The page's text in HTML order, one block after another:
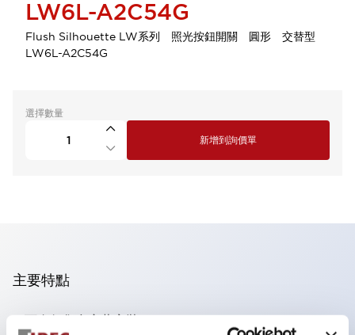
LW6L-A2C54G
Flush Silhouette LW系列 照光按鈕開關 圓形 交替型
LW6L-A2C54G
選擇數量
新增到詢價單
主要特點
可進行集合密著安裝